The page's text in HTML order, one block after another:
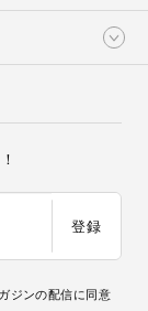
登録
ジンの配信に同意